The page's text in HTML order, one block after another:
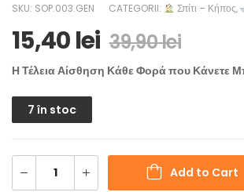
SKU: SOP.003.GEN CATEGORII: Σπίτι – Κήπος,
15,40lei 39,90lei
Η Τέλεια Αίσθηση Κάθε Φορά που Κάνετε
7 în stoc
Add to Cart